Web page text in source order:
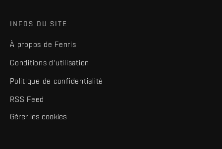
INFOS DU SITE
À propos de Fenris
Conditions d'utilisation
Politique de confidentialité
RSS Feed
Gérer les cookies